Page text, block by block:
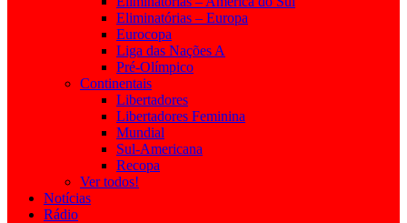
Eliminatórias – Europa
Eurocopa
Liga das Nações A
Pré-Olímpico
Continentais
Libertadores
Libertadores Feminina
Mundial
Sul-Americana
Recopa
Ver todos!
Notícias
Rádio